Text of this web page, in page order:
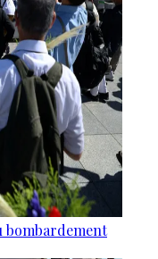
bombardement